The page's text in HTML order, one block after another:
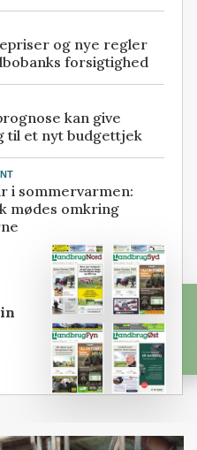
og nye regler
forsigtighed
kan give
til et nyt budgettjek
i sommervarmen:
mødes omkring